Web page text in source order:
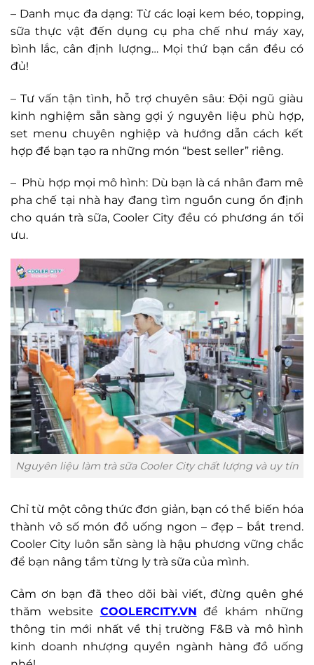
– Danh mục đa dạng: Từ các loại kem béo, topping,
sữa thực vật đến dụng cụ pha chế như máy xay,
bình lắc, cân định lượng… Mọi thứ bạn cần đều có
đủ!
– Tư vấn tận tình, hỗ trợ chuyên sâu: Đội ngũ giàu
kinh nghiệm sẵn sàng gợi ý nguyên liệu phù hợp,
set menu chuyên nghiệp và hướng dẫn cách kết
hợp để bạn tạo ra những món “best seller” riêng.
– Phù hợp mọi mô hình: Dù bạn là cá nhân đam mê
pha chế tại nhà hay đang tìm nguồn cung ổn định
cho quán trà sữa, Cooler City đều có phương án tối
ưu.
Nguyên liệu làm trà sữa Cooler City chất lượng và uy tín
Chỉ từ một công thức đơn giản, bạn có thể biến hóa
thành vô số món đồ uống ngon – đẹp – bắt trend.
Cooler City luôn sẵn sàng là hậu phương vững chắc
để bạn nâng tầm từng ly trà sữa của mình.
Cảm ơn bạn đã theo dõi bài viết, đừng quên ghé
thăm website COOLERCITY.VN để khám những
thông tin mới nhất về thị trường F&B và mô hình
kinh doanh nhượng quyền ngành hàng đồ uống